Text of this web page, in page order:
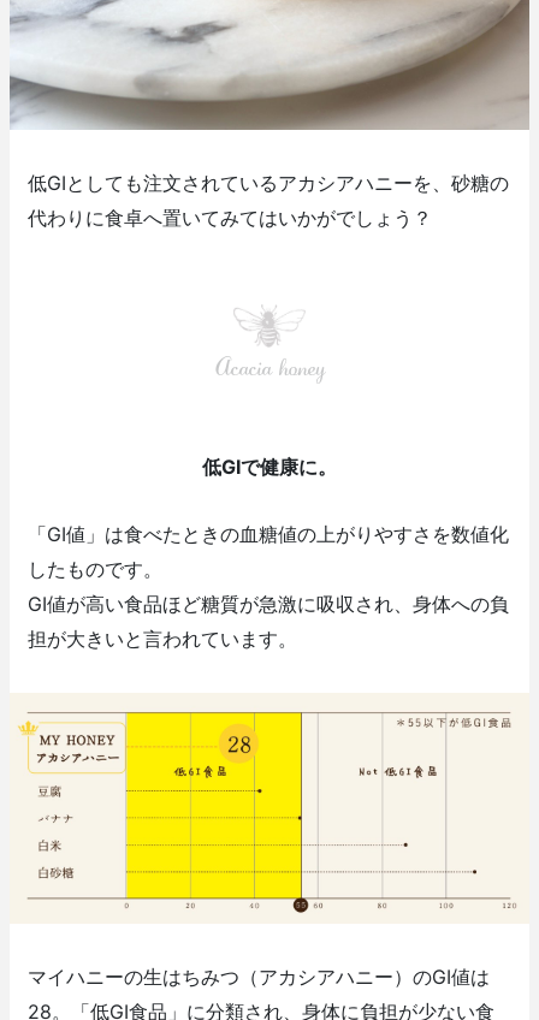
低GIとしても注文されているアカシアハニーを、砂糖の
代わりに食卓へ置いてみてはいかがでしょう？
Acacia honey
低GIで健康に。
「GI値」は食べたときの血糖値の上がりやすさを数値化
したものです。
GI値が高い食品ほど糖質が急激に吸収され、身体への負
担が大きいと言われています。
マイハニーの生はちみつ（アカシアハニー）のGI値は
28。「低GI食品」に分類され、身体に負担が少ない食